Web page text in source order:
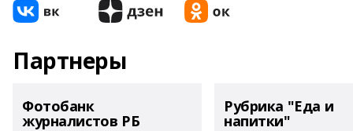
Партнеры
Фотобанк
журналистов РБ
Рубрика "Еда и
напитки"